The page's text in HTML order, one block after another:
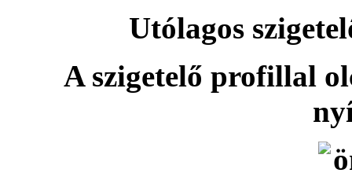
Utólagos
A szigetelő profillal